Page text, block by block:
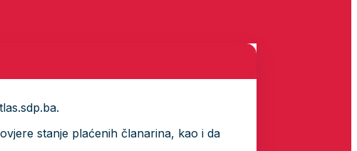
stanje plaćenih članarina, kao i da